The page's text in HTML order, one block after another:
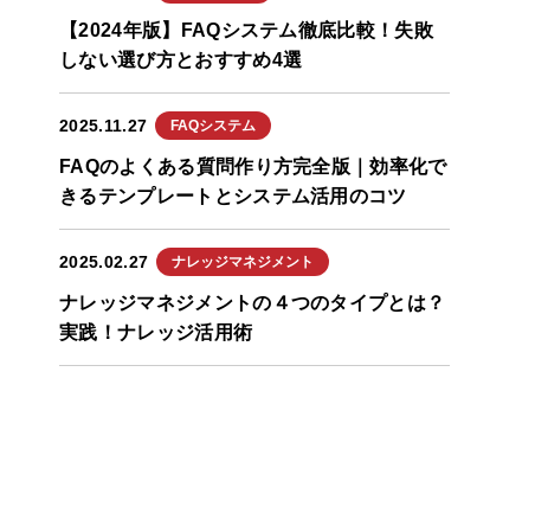
【2024年版】FAQシステム徹底比較！失敗
しない選び方とおすすめ4選
2025.11.27 FAQシステム
FAQのよくある質問作り方完全版｜効率化で
きるテンプレートとシステム活用のコツ
2025.02.27 ナレッジマネジメント
ナレッジマネジメントの４つのタイプとは？
実践！ナレッジ活用術